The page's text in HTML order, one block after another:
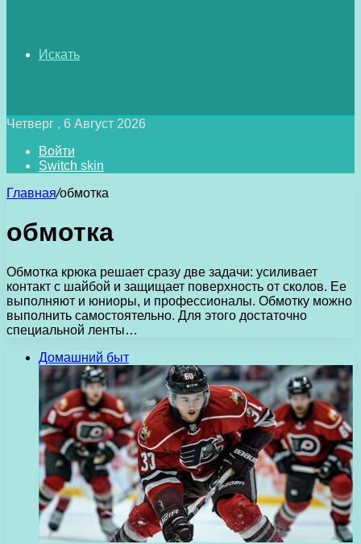
Искать
Четверг , 6 Август 2026
Войти
Switch skin
Главная/обмотка
обмотка
Обмотка крюка решает сразу две задачи: усиливает
контакт с шайбой и защищает поверхность от сколов. Ее
выполняют и юниоры, и профессионалы. Обмотку можно
выполнить самостоятельно. Для этого достаточно
специальной ленты…
Домашний быт